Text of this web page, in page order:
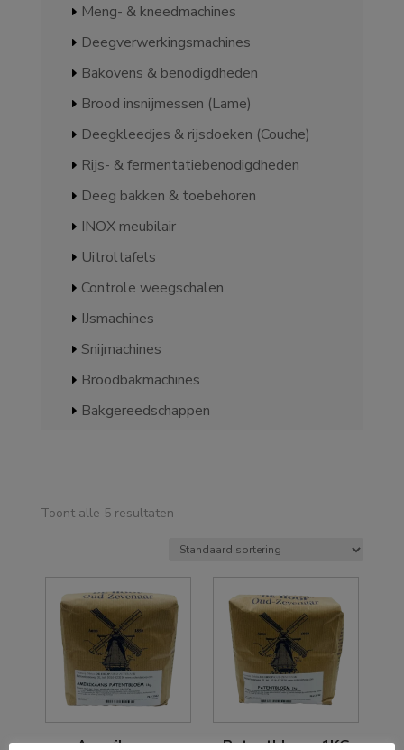
Meng- & kneedmachines
Deegverwerkingsmachines
Bakovens & benodigdheden
Brood insnijmessen (Lame)
Deegkleedjes & rijsdoeken (Couche)
Rijs- & fermentatiebenodigdheden
Deeg bakken & toebehoren
INOX meubilair
Uitroltafels
Controle weegschalen
IJsmachines
Snijmachines
Broodbakmachines
Bakgereedschappen
Toont alle 5 resultaten
Amerikaans Patentbloem 1KG